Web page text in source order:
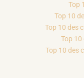
Top
Top 10
Top 10 des
Top 10
Top 10 des